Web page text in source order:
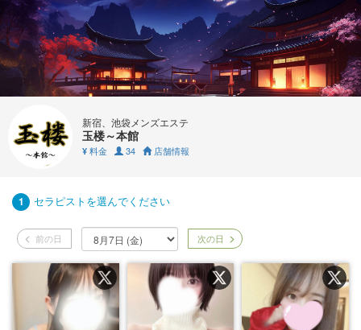
新宿、池袋メンズエステ
玉楼～本館
¥ 料金 34 店舗情報
1 セラピストを選んでください
前の日 次の日